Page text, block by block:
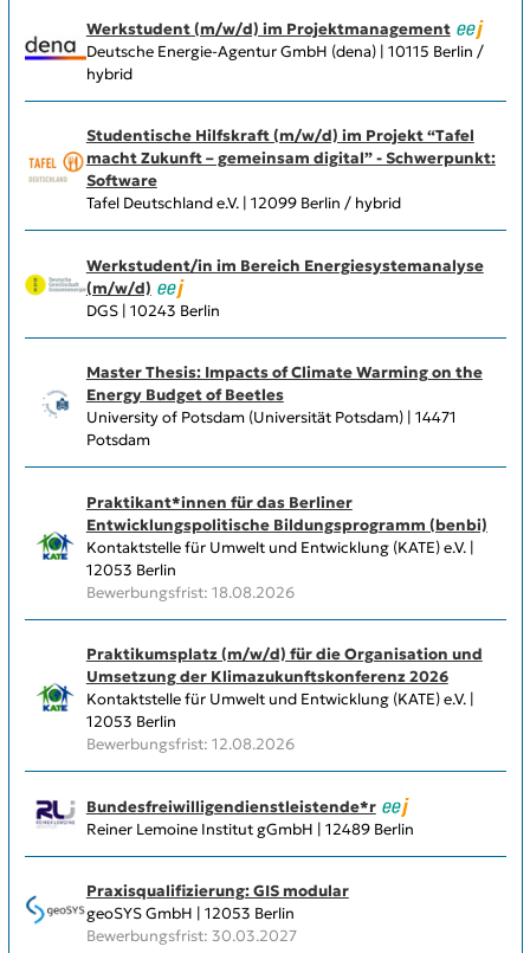
Werkstudent (m/w/d) im Projektmanagement
Deutsche Energie-Agentur GmbH (dena) | 10115 Berlin /
hybrid
Studentische Hilfskraft (m/w/d) im Projekt “Tafel
macht Zukunft – gemeinsam digital” - Schwerpunkt:
Software
Tafel Deutschland e.V. | 12099 Berlin / hybrid
Werkstudent/in im Bereich Energiesystemanalyse
(m/w/d)
DGS | 10243 Berlin
Master Thesis: Impacts of Climate Warming on the
Energy Budget of Beetles
University of Potsdam (Universität Potsdam) | 14471
Potsdam
Praktikant*innen für das Berliner
Entwicklungspolitische Bildungsprogramm (benbi)
Kontaktstelle für Umwelt und Entwicklung (KATE) e.V. |
12053 Berlin
Bewerbungsfrist: 18.08.2026
Praktikumsplatz (m/w/d) für die Organisation und
Umsetzung der Klimazukunftskonferenz 2026
Kontaktstelle für Umwelt und Entwicklung (KATE) e.V. |
12053 Berlin
Bewerbungsfrist: 12.08.2026
Bundesfreiwilligendienstleistende*r
Reiner Lemoine Institut gGmbH | 12489 Berlin
Praxisqualifizierung: GIS modular
geoSYS GmbH | 12053 Berlin
Bewerbungsfrist: 30.03.2027